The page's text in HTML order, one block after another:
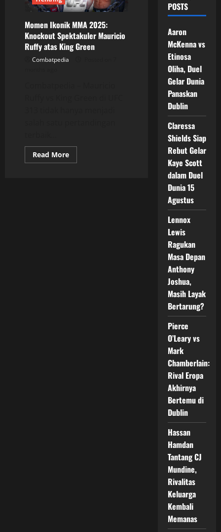
Momen Ikonik MMA 2025:
Knockout Spektakuler Mauricio
Ruffy atas King Green
Combatpedia
Read MoreRead
more
POSTS
Aaron
McKenna vs
Etinosa
Oliha, Duel
Gelar Dunia
Panaskan
Dublin
Claressa
Shields Siap
Rebut Gelar
Kaye Scott
dalam Duel
Dunia 15
Agustus
Lennox
Lewis
Ragukan
Masa Depan
Anthony
Joshua,
Masih Layak
Bertarung?
Pierce
O’Leary vs
Mark
Chamberlain:
Rival Eropa
Akhirnya
Bertemu di
Dublin
Hassan
Hamdan
Tantang CJ
Mundine,
Rivalitas
Keluarga
Kembali
Memanas